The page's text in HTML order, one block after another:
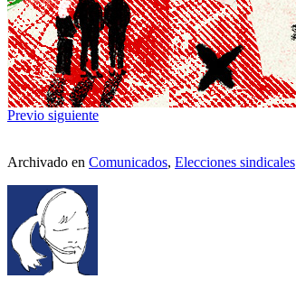
Previo siguiente
Archivado en Comunicados, Elecciones sindicales